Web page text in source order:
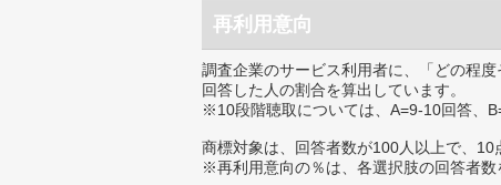
再利用意向
調査企業のサービス利用者に、「どの程
回答した人の割合を算出しています。
※10段階聴取については、A=9-10回答、
商標対象は、回答者数が100人以上で、10
※再利用意向の％は、各選択肢の回答者数